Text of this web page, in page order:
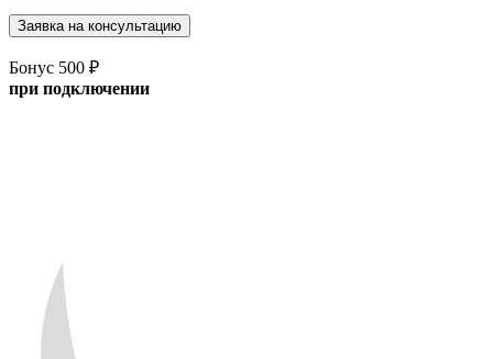
Заявка на консультацию
Бонус 500 ₽
при подключении